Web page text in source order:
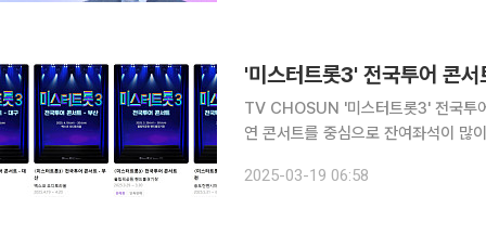
'미스터트롯3' 전국투어 콘
TV CHOSUN '미스터트롯3' 전국투
연 콘서트를 중심으로 잔여좌석이 많이 눈에 띈다. 13일 방송된 TV
6위는 남승민, 7위는 추혁진이다. 이
2025-03-19 06:58